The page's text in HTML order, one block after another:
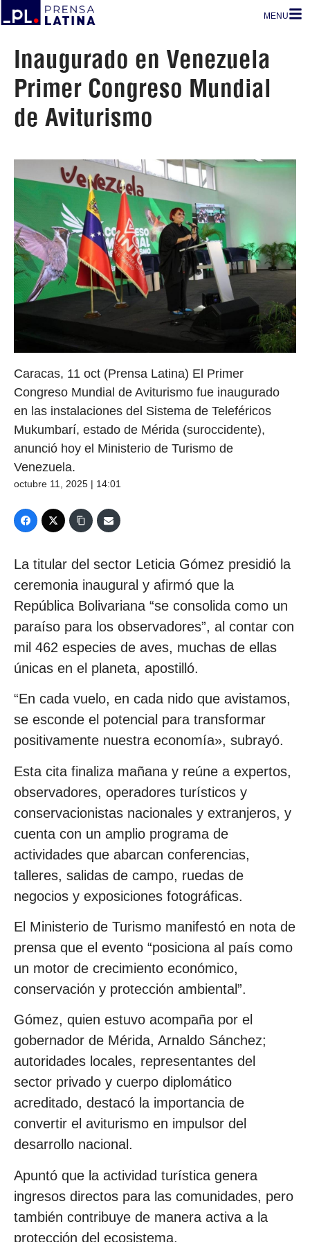
MENU
Inaugurado en Venezuela
Primer Congreso Mundial
de Aviturismo
Caracas, 11 oct (Prensa Latina) El Primer
Congreso Mundial de Aviturismo fue inaugurado
en las instalaciones del Sistema de Teleféricos
Mukumbarí, estado de Mérida (suroccidente),
anunció hoy el Ministerio de Turismo de
Venezuela.
octubre 11, 2025 | 14:01
La titular del sector Leticia Gómez presidió la
ceremonia inaugural y afirmó que la
República Bolivariana “se consolida como un
paraíso para los observadores”, al contar con
mil 462 especies de aves, muchas de ellas
únicas en el planeta, apostilló.
“En cada vuelo, en cada nido que avistamos,
se esconde el potencial para transformar
positivamente nuestra economía», subrayó.
Esta cita finaliza mañana y reúne a expertos,
observadores, operadores turísticos y
conservacionistas nacionales y extranjeros, y
cuenta con un amplio programa de
actividades que abarcan conferencias,
talleres, salidas de campo, ruedas de
negocios y exposiciones fotográficas.
El Ministerio de Turismo manifestó en nota de
prensa que el evento “posiciona al país como
un motor de crecimiento económico,
conservación y protección ambiental”.
Gómez, quien estuvo acompaña por el
gobernador de Mérida, Arnaldo Sánchez;
autoridades locales, representantes del
sector privado y cuerpo diplomático
acreditado, destacó la importancia de
convertir el aviturismo en impulsor del
desarrollo nacional.
Apuntó que la actividad turística genera
ingresos directos para las comunidades, pero
también contribuye de manera activa a la
protección del ecosistema.